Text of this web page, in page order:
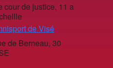
cour de justice, 11 a
de Visé
de Berneau, 30